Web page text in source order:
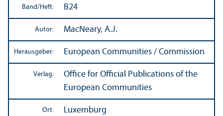
Band/Heft: B24
Autor: MacNeary, A.J.
Herausgeber: European Communities / Commission
Verlag:
Office for Official Publications of the
European Communities
Ort: Luxemburg